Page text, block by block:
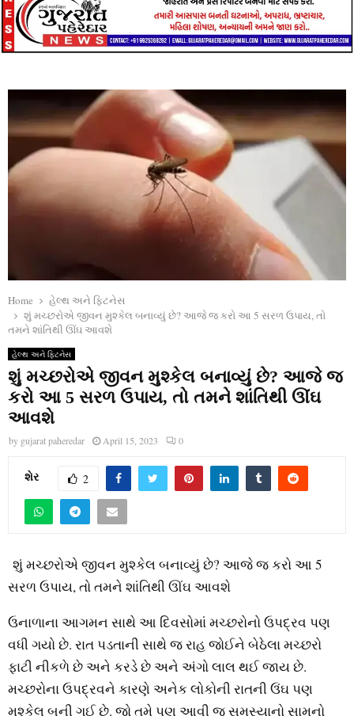
Home
હેલ્થ અને ફિટનેસ
શું મચ્છરોએ જીવન મુશ્કેલ બનાવ્યું છે? આજે જ કરો આ 5 સરળ ઉપાય, તો
તમને શાંતિથી ઊંઘ આવશે
હેલ્થ અને ફિટનેસ
શું મચ્છરોએ જીવન મુશ્કેલ બનાવ્યું છે? આજે જ
કરો આ 5 સરળ ઉપાય, તો તમને શાંતિથી ઊંઘ
આવશે
by gujarat paheredar April 15, 2023 0
શેર 2
શું મચ્છરોએ જીવન મુશ્કેલ બનાવ્યું છે? આજે જ કરો આ 5
સરળ ઉપાય, તો તમને શાંતિથી ઊંઘ આવશે
ઉનાળાના આગમન સાથે આ દિવસોમાં મચ્છરોનો ઉપદ્રવ પણ
વધી ગયો છે. રાત પડતાની સાથે જ રાહ જોઈને બેઠેલા મચ્છરો
ફાટી નીકળે છે અને કરડે છે અને અંગો લાલ થઈ જાય છે.
મચ્છરોના ઉપદ્રવને કારણે અનેક લોકોની રાતની ઉંઘ પણ
મુશ્કેલ બની ગઈ છે. જો તમે પણ આવી જ સમસ્યાનો સામનો